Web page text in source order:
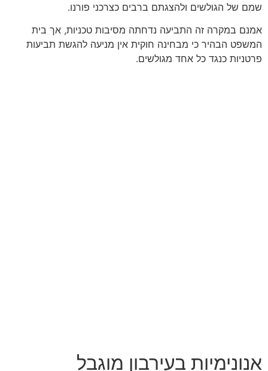
שמם של הגולשים ולהצגתם ברבים כצרכני פורנו.
אמנם במקרה זה התביעה נדחתה מסיבות טכניות, אך בית
המשפט הבהיר כי מבחינה חוקית אין מניעה להגשת תביעות
פרטניות כנגד כל אחד מגולשים.
אנונימיות בעירבון מוגבל